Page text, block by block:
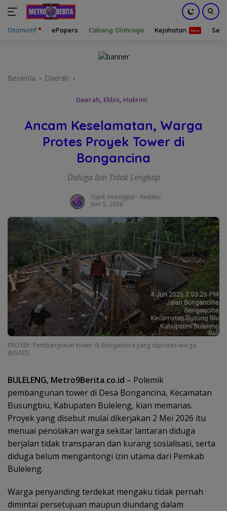
Otomotif ePapers Cabang Olahraga Kejahatan
Beranda Daerah
Daerah, Ekbis, Hukrim
Ancam Keselamatan, Warga
Protes Proyek Tower di
Bongancina
Diduga Izin Tidak Lengkap
Topik Investigasi- Redaksi
Juni 5, 2026
PROYEK: Pembangunan tower di Bongancina yang diprotes warga.
(MS/IST)
BULELENG, Metro9Berita.co.id – Polemik
pembangunan tower di Desa Bongancina, Kecamatan
Busungbiu, Kabupaten Buleleng, kian memanas.
Proyek yang disebut mulai dikerjakan 2 Mei 2026 itu
menuai penolakan warga sekitar lantaran diduga
berjalan tidak transparan dan kurang sosialisasi, serta
diduga belum mengantongi izin utama dari Pemkab
Buleleng.
Warga penyanding terdekat mengaku tidak pernah
dimintai persetujuan maupun diundang dalam